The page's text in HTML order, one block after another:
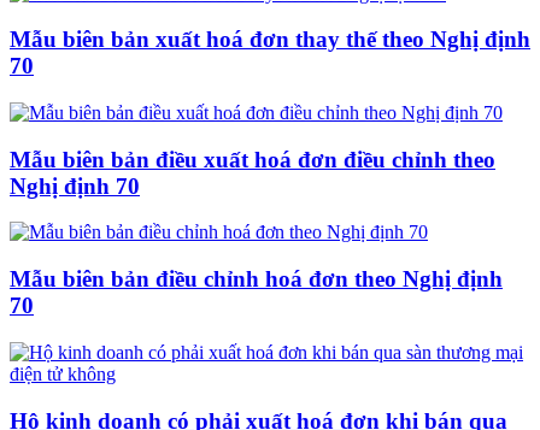
Mẫu biên bản xuất hoá đơn thay thế theo Nghị định
70
Mẫu biên bản điều xuất hoá đơn điều chỉnh theo
Nghị định 70
Mẫu biên bản điều chỉnh hoá đơn theo Nghị định
70
Hộ kinh doanh có phải xuất hoá đơn khi bán qua